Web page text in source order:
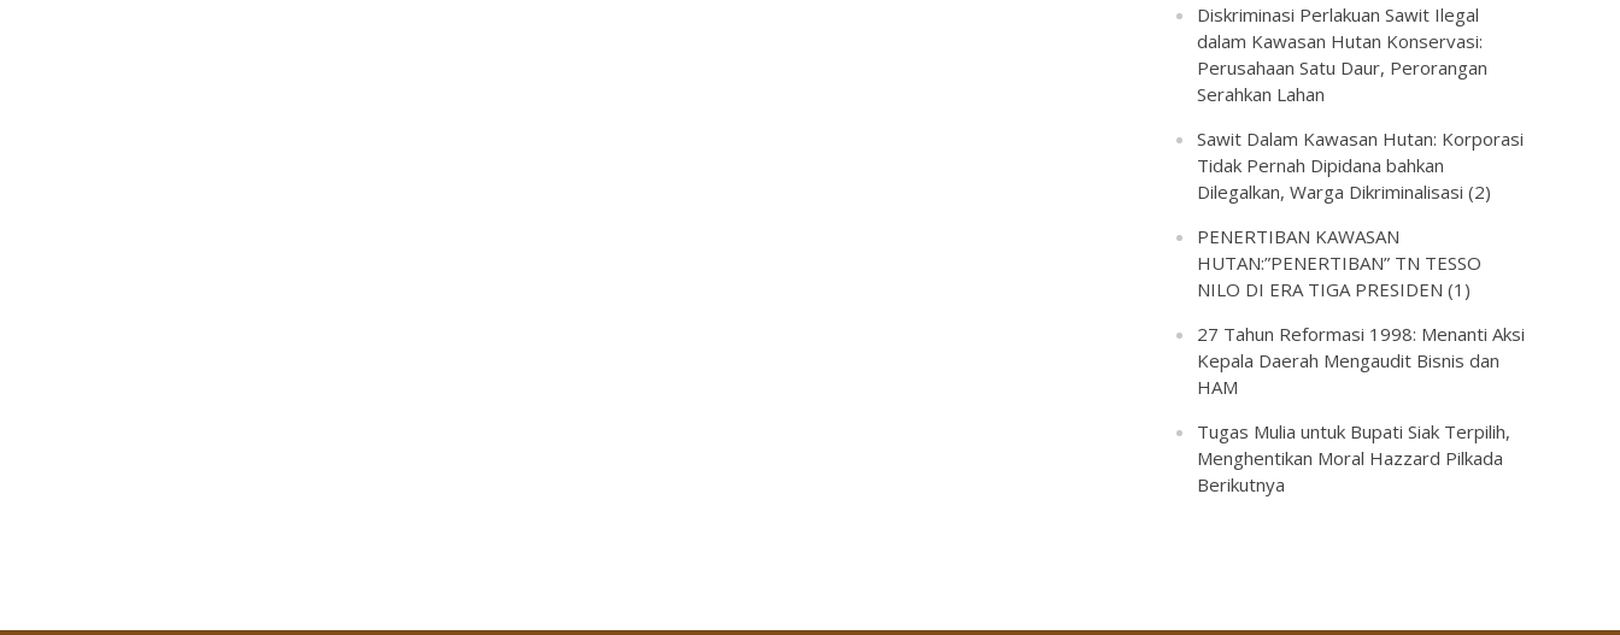
Diskriminasi Perlakuan Sawit Ilegal
dalam Kawasan Hutan Konservasi:
Perusahaan Satu Daur, Perorangan
Serahkan Lahan
Sawit Dalam Kawasan Hutan: Korporasi
Tidak Pernah Dipidana bahkan
Dilegalkan, Warga Dikriminalisasi (2)
PENERTIBAN KAWASAN
HUTAN:”PENERTIBAN” TN TESSO
NILO DI ERA TIGA PRESIDEN (1)
27 Tahun Reformasi 1998: Menanti Aksi
Kepala Daerah Mengaudit Bisnis dan
HAM
Tugas Mulia untuk Bupati Siak Terpilih,
Menghentikan Moral Hazzard Pilkada
Berikutnya